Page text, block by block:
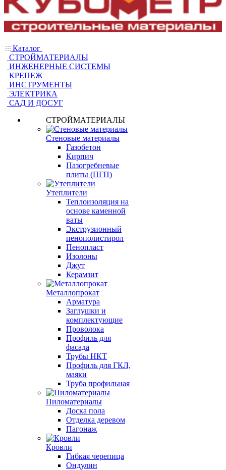
Каталог
СТРОЙМАТЕРИАЛЫ
ИНЖЕНЕРНЫЕ СИСТЕМЫ
КРЕПЕЖ
ИНСТРУМЕНТЫ
ЭЛЕКТРИКА
САД И ДОСУГ
СТРОЙМАТЕРИАЛЫ
Стеновые материалы
Газобетон
Кирпич
Пазогребневые
плиты (ПГП)
Утеплители
Теплоизоляция на
основе каменной
ваты
Экструзионный
пенополистирол
Пенопласт
Изолоны
Джут
Керамзит
Металлопрокат
Арматура
Заглушки и
комплектующие
Проволока
Профиль для
фасада
Трубы НКТ
Профиль для ГКЛ,
маяки
Труба профильная
Пиломатериалы
Доска пола
Отделка деревом
Пагонаж
Кровли
Гибкая черепица
Ондулин